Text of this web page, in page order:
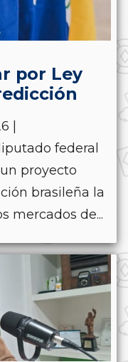
por Ley
|
federal
proyecto
brasileña la
mercados de...